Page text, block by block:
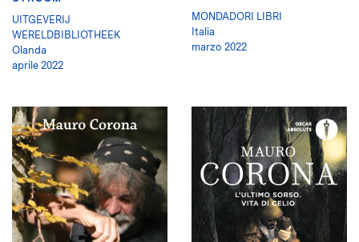
UITGEVERIJ
WERELDBIBLIOTHEEK
Olanda
aprile 2022
MONDADORI LIBRI
Italia
marzo 2022